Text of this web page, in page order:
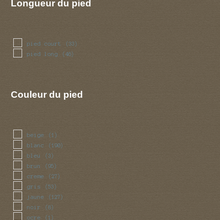
Longueur du pied
pied court (33)
pied long (46)
Couleur du pied
beige (1)
blanc (190)
bleu (3)
brun (95)
creme (27)
gris (53)
jaune (127)
noir (8)
ocre (1)